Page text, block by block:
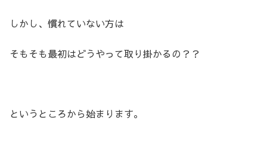
しかし、慣れていない方は
そもそも最初はどうやって取り掛かるの？？
というところから始まります。